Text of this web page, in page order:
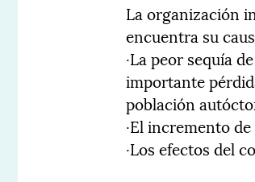
La organización
encuentra su
·La peor sequía
importante
población
·El incremento
·Los efectos del